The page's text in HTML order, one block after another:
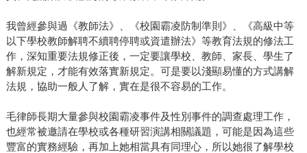
我曾經參與過《教師法》、《校園霸凌防制準則》、《高級中等
以下學校教師解聘不續聘停聘或資遣辦法》等教育法規的修法工
作，深知重要法規修正後，一定要讓學校、教師、家長、學生了
解新規定，才能有效落實新規定。可是要以淺顯易懂的方式講解
法規，協助一般人了解，實在是很不容易的工作。
毛律師長期大量參與校園霸凌事件及性別事件的調查處理工作，
也經常被邀請在學校或各種研習演講相關議題，可能是因為這些
豐富的實務經驗，再加上她相當具有同理心，所以她很了解學校